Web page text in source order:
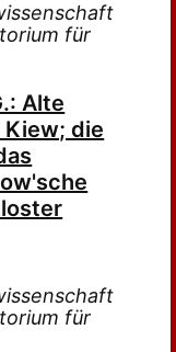
für
Alte
die
für